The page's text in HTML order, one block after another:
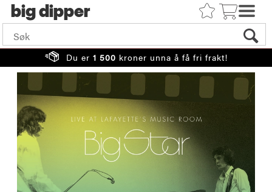
big
Du er 1 500 kroner unna å få fri frakt!